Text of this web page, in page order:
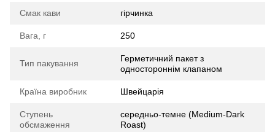
Смак кави гірчинка
Вага, г 250
Тип пакування
Герметичний пакет з
одностороннім клапаном
Країна виробник Швейцарія
Ступень
обсмаження
середньо-темне (Medium-Dark
Roast)